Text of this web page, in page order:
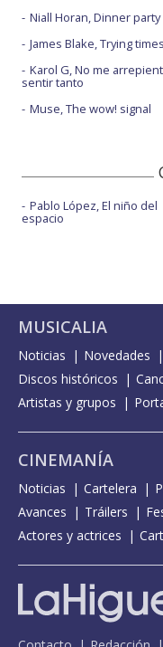
Niall Horan, Dinner party
James Blake, Trying times
Karol G, No me
sentir tanto
Muse, The wow! signal
Pablo López, El niño del
espacio
MUSICALIA
Noticias Novedades
Discos históricos
Artistas y grupos
CINEMANÍA
Noticias Cartelera
Avances
Tráilers
Actores y actrices